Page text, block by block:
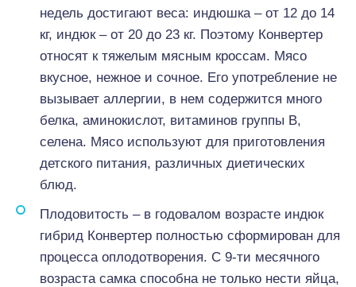
недель достигают веса: индюшка – от 12 до 14
кг, индюк – от 20 до 23 кг. Поэтому Конвертер
относят к тяжелым мясным кроссам. Мясо
вкусное, нежное и сочное. Его употребление не
вызывает аллергии, в нем содержится много
белка, аминокислот, витаминов группы В,
селена. Мясо используют для приготовления
детского питания, различных диетических
блюд.
Плодовитость – в годовалом возрасте индюк
гибрид Конвертер полностью сформирован для
процесса оплодотворения. С 9-ти месячного
возраста самка способна не только нести яйца,